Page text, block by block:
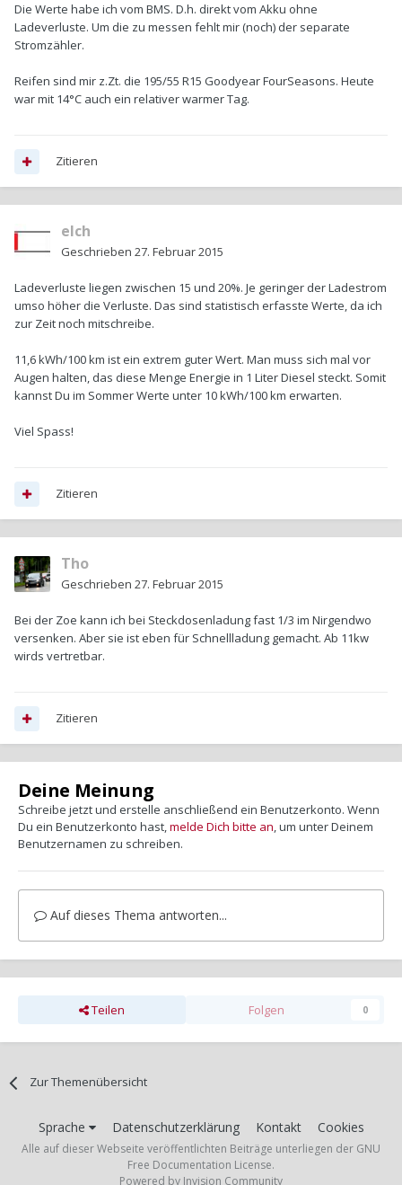
Die Werte habe ich vom BMS. D.h. direkt vom Akku ohne
Ladeverluste. Um die zu messen fehlt mir (noch) der separate
Stromzähler.
Reifen sind mir z.Zt. die 195/55 R15 Goodyear FourSeasons. Heute
war mit 14°C auch ein relativer warmer Tag.
Zitieren
elch
Geschrieben 27. Februar 2015
Ladeverluste liegen zwischen 15 und 20%. Je geringer der Ladestrom
umso höher die Verluste. Das sind statistisch erfasste Werte, da ich
zur Zeit noch mitschreibe.
11,6 kWh/100 km ist ein extrem guter Wert. Man muss sich mal vor
Augen halten, das diese Menge Energie in 1 Liter Diesel steckt. Somit
kannst Du im Sommer Werte unter 10 kWh/100 km erwarten.
Viel Spass!
Zitieren
Tho
Geschrieben 27. Februar 2015
Bei der Zoe kann ich bei Steckdosenladung fast 1/3 im Nirgendwo
versenken. Aber sie ist eben für Schnellladung gemacht. Ab 11kw
wirds vertretbar.
Zitieren
Deine Meinung
Schreibe jetzt und erstelle anschließend ein Benutzerkonto. Wenn
Du ein Benutzerkonto hast,melde Dich bitte an, um unter Deinem
Benutzernamen zu schreiben.
Auf dieses Thema antworten...
Teilen Folgen 0
Zur Themenübersicht
Sprache Datenschutzerklärung Kontakt Cookies
Alle auf dieser Webseite veröffentlichten Beiträge unterliegen der GNU
Free Documentation License.
Powered by Invision Community